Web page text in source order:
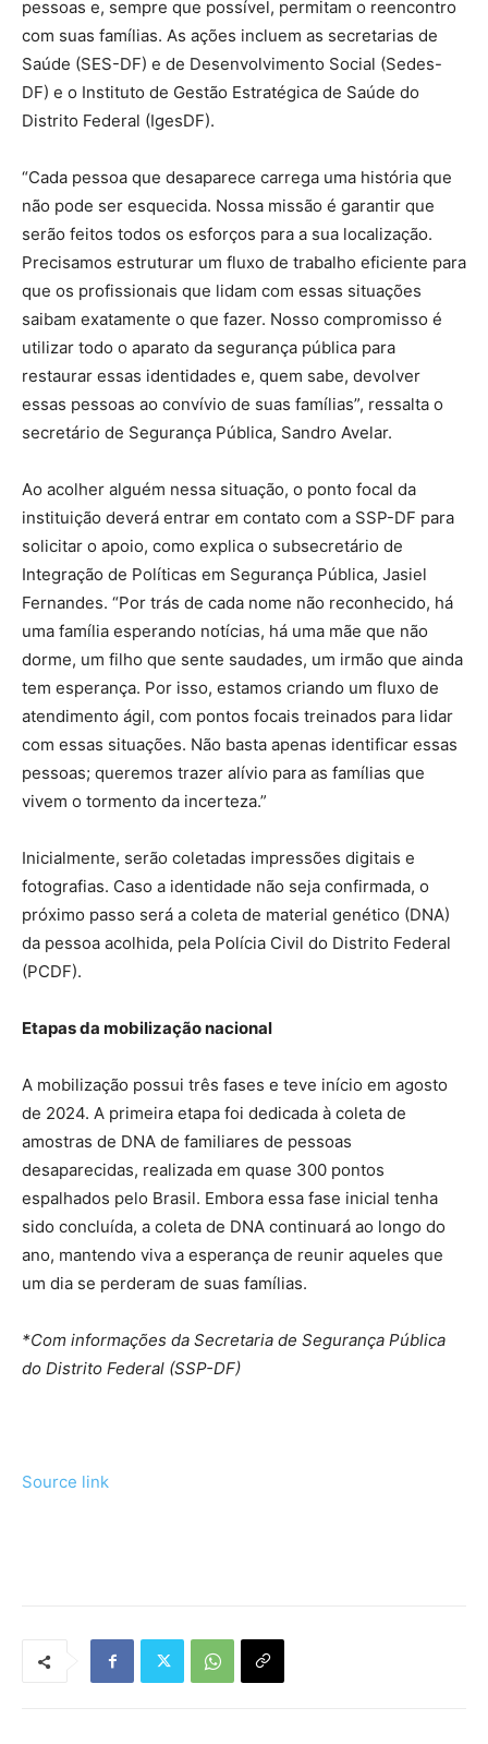
pessoas e, sempre que possível, permitam o reencontro
com suas famílias. As ações incluem as secretarias de
Saúde (SES-DF) e de Desenvolvimento Social (Sedes-
DF) e o Instituto de Gestão Estratégica de Saúde do
Distrito Federal (IgesDF).
“Cada pessoa que desaparece carrega uma história que
não pode ser esquecida. Nossa missão é garantir que
serão feitos todos os esforços para a sua localização.
Precisamos estruturar um fluxo de trabalho eficiente para
que os profissionais que lidam com essas situações
saibam exatamente o que fazer. Nosso compromisso é
utilizar todo o aparato da segurança pública para
restaurar essas identidades e, quem sabe, devolver
essas pessoas ao convívio de suas famílias”, ressalta o
secretário de Segurança Pública, Sandro Avelar.
Ao acolher alguém nessa situação, o ponto focal da
instituição deverá entrar em contato com a SSP-DF para
solicitar o apoio, como explica o subsecretário de
Integração de Políticas em Segurança Pública, Jasiel
Fernandes. “Por trás de cada nome não reconhecido, há
uma família esperando notícias, há uma mãe que não
dorme, um filho que sente saudades, um irmão que ainda
tem esperança. Por isso, estamos criando um fluxo de
atendimento ágil, com pontos focais treinados para lidar
com essas situações. Não basta apenas identificar essas
pessoas; queremos trazer alívio para as famílias que
vivem o tormento da incerteza.”
Inicialmente, serão coletadas impressões digitais e
fotografias. Caso a identidade não seja confirmada, o
próximo passo será a coleta de material genético (DNA)
da pessoa acolhida, pela Polícia Civil do Distrito Federal
(PCDF).
Etapas da mobilização nacional
A mobilização possui três fases e teve início em agosto
de 2024. A primeira etapa foi dedicada à coleta de
amostras de DNA de familiares de pessoas
desaparecidas, realizada em quase 300 pontos
espalhados pelo Brasil. Embora essa fase inicial tenha
sido concluída, a coleta de DNA continuará ao longo do
ano, mantendo viva a esperança de reunir aqueles que
um dia se perderam de suas famílias.
*Com informações da Secretaria de Segurança Pública
do Distrito Federal (SSP-DF)
Source link